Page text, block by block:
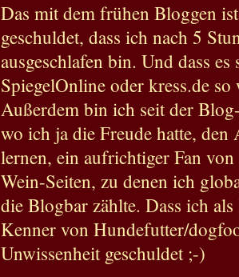
Das mit dem frühen Bloggen
geschuldet, dass ich nach 5
ausgeschlafen bin. Und dass
SpiegelOnline oder kress.de
Außerdem bin ich seit der
wo ich ja die Freude hatte,
lernen, ein aufrichtiger Fan
Wein-Seiten, zu denen ich
die Blogbar zählte. Dass ich
Kenner von Hundefutter/
Unwissenheit geschuldet ;-)